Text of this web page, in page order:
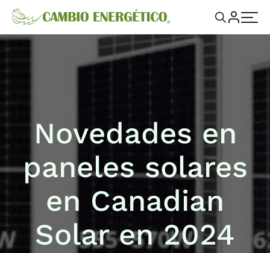
Novedades en
paneles solares
en Canadian
Solar en 2024